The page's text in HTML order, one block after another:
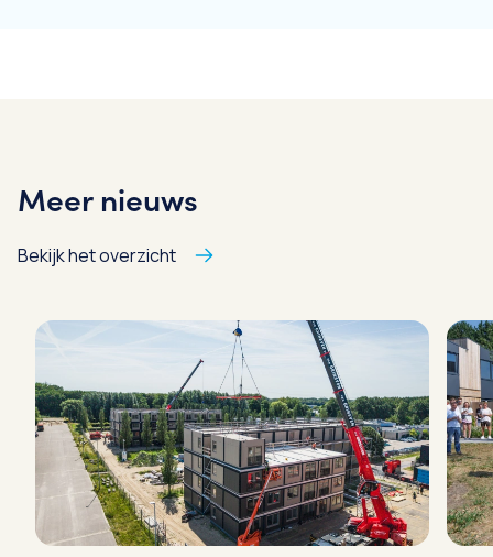
Meer nieuws
Bekijk het overzicht